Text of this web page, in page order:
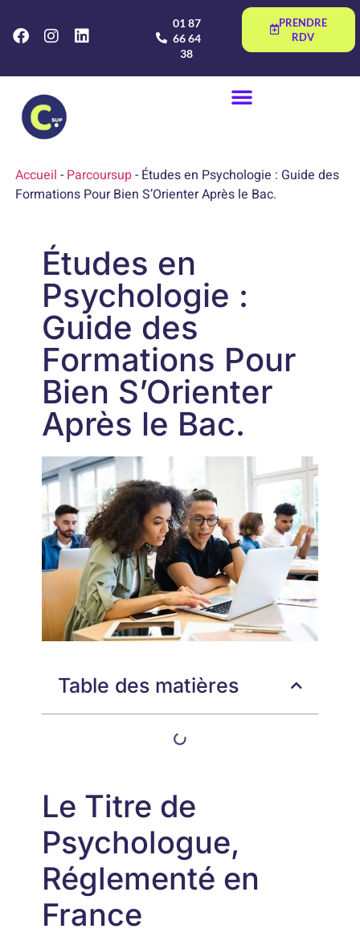
01 87
66 64
38
PRENDRE
RDV
Accueil - Parcoursup- Études en Psychologie : Guide des
Formations Pour Bien S’Orienter Après le Bac.
Études en
Psychologie :
Guide des
Formations Pour
Bien S’Orienter
Après le Bac.
Table des matières
Le Titre de
Psychologue,
Réglementé en
France